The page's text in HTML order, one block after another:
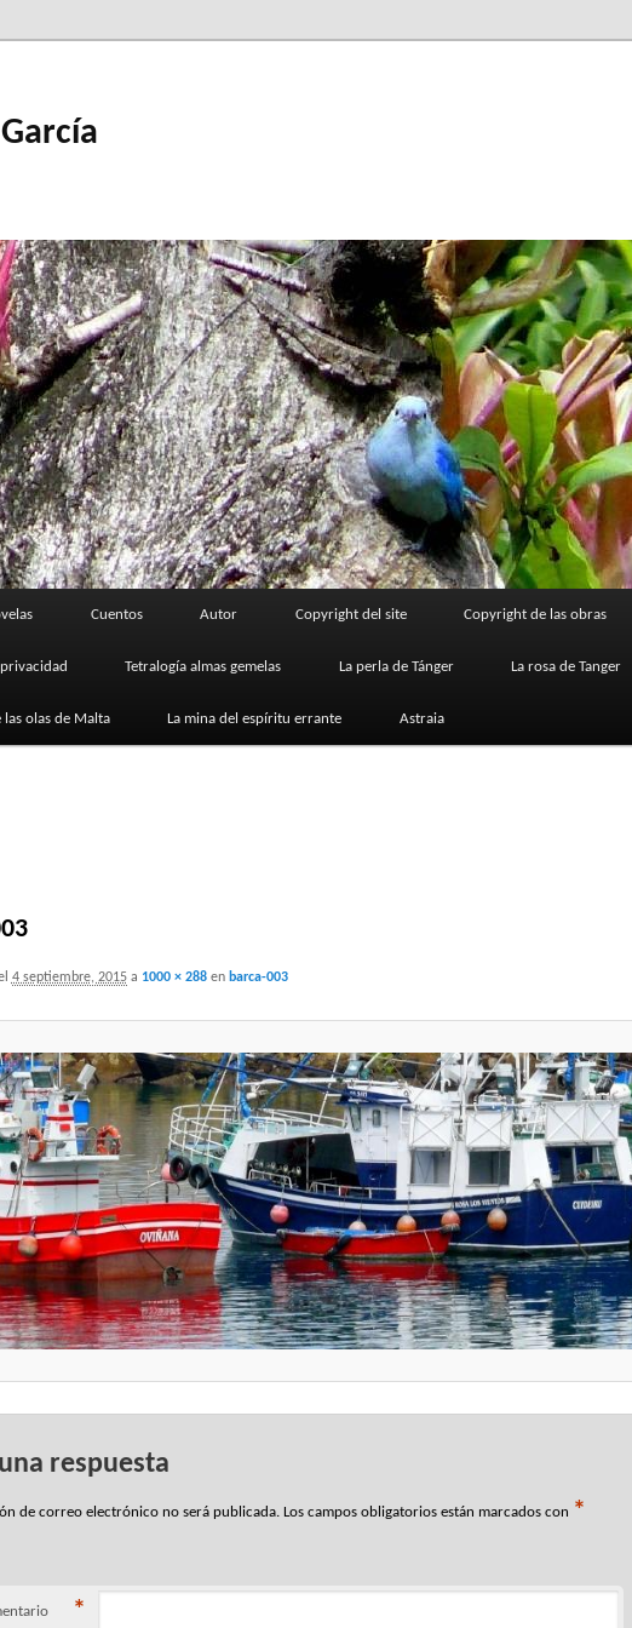
Cuentos Autor Copyright del site Copyright de las obras
Tetralogía almas gemelas La perla de Tánger La rosa de Tanger
las olas de Malta La mina del espíritu errante Astraia
4 septiembre, 2015a 1000 × 288en barca-003
respuesta
de correo electrónico no será publicada. Los campos obligatorios están marcados con *
*